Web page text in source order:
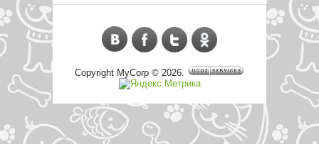
Copyright MyCorp © 2026